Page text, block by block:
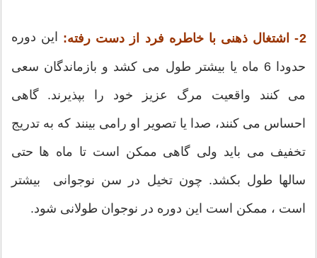
2- اشتغال ذهنی با خاطره فرد از دست رفته: این دوره
حدودا 6 ماه یا بیشتر طول می کشد و بازماندگان سعی
می کنند واقعیت مرگ عزیز خود را بپذیرند. گاهی
احساس می کنند، صدا یا تصویر او رامی بینند که به تدریج
تخفیف می باید ولی گاهی ممکن است تا ماه ها حتی
سالها طول بکشد. چون تخیل در سن نوجوانی بیشتر
است ، ممکن است این دوره در نوجوان طولانی شود.